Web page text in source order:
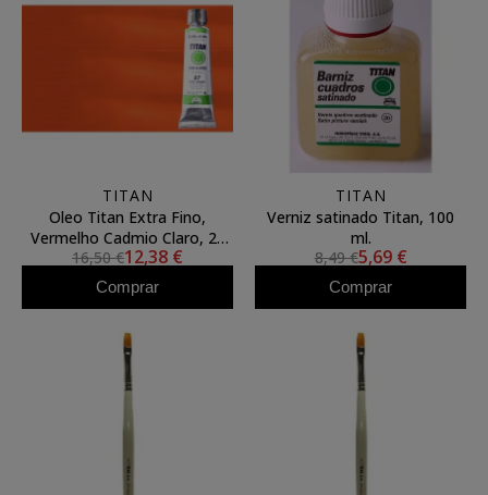
TITAN
Oleo Titan Extra Fino,
Vermelho Cadmio Claro, 20
ml.
16,50 €12,38 €
Comprar
TITAN
Verniz satinado Titan, 100
ml.
8,49 €5,69 €
Comprar